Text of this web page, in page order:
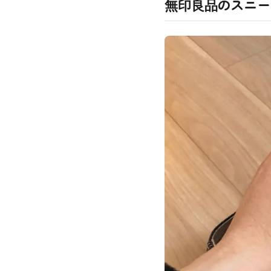
無印良品のスニ